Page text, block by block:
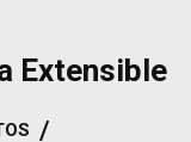
Extensible